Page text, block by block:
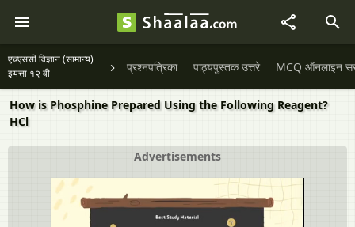
एचएससी विज्ञान (सामान्य)
इयत्ता १२ वी
प्रश्नपत्रिका पाठ्यपुस्तक उत्तरे MCQ ऑनलाइन
How is Phosphine Prepared Using the Following Reagent?
HCl
Advertisements